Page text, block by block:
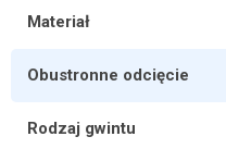
Materiał
Obustronne odcięcie
Rodzaj gwintu